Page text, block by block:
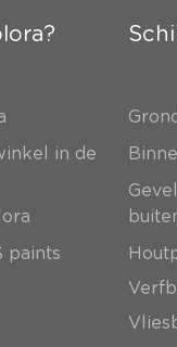
in de
paints